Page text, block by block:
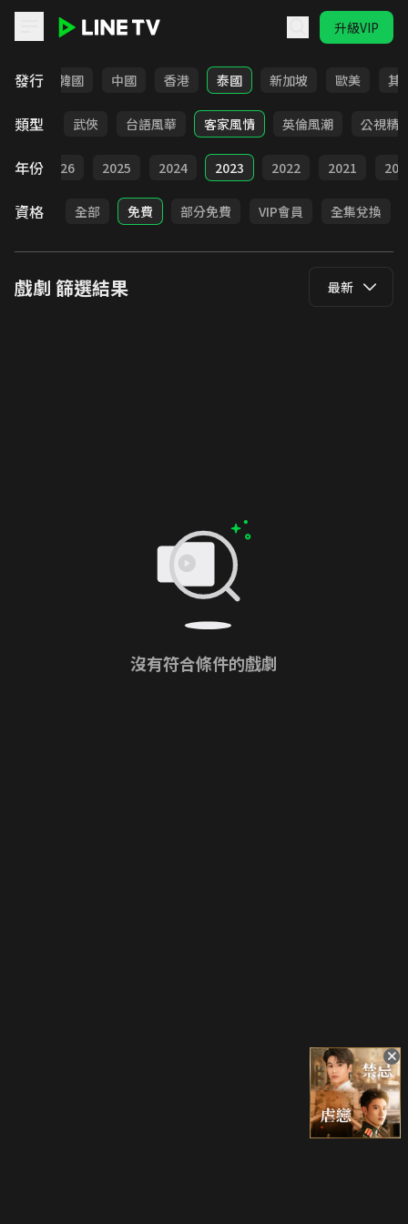
升級VIP
發行
日本 韓國 中國 香港 泰國 新加坡 歐美 其
類型
時代 武俠 台語風華 客家風情 英倫風潮 公視精
年份
部 2026 2025 2024 2023 2022 2021
資格 全部 免費 部分免費 VIP會員 全集兌換
戲劇 篩選結果 最新
沒有符合條件的戲劇